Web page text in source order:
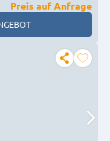
Preis auf Anfrage